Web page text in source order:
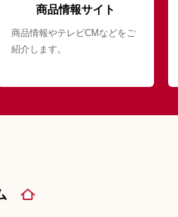
商品情報サイト
商品情報やテレビCMなどをご
紹介します。